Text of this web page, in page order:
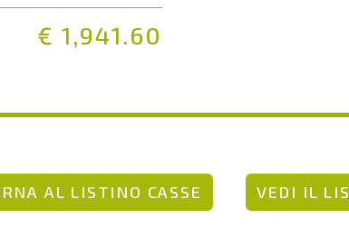
€ 1,941.60
AL LISTINO CASSE VEDI IL